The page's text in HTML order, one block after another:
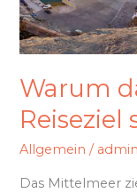
Warum
Reiseziel
Allgemein / admin
Das Mittelmeer
ist